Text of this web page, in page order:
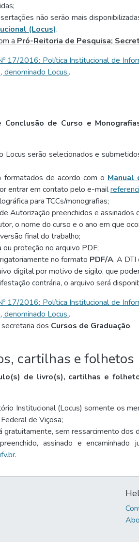
não serão mais
(Locus).
a Pró-Reitoria de Pesquisa;
17/2016: Política Institucional de
Locus..
de Curso e
Locus serão selecionados e
formatados de acordo com o Manual
entrar em contato pelo e-mail
para TCCs/monografias;
Autorização preenchidos e assinados
o nome do curso e o ano em que
final do trabalho;
proteção no arquivo PDF;
no formato PDF/A. A DTI
digital por motivo de sigilo, que
contrária, o arquivo será
17/2016: Política Institucional de
Locus..
dos Cursos de Graduação.
cartilhas e folhetos
de livro(s), cartilhas e
Institucional (Locus) somente os
de Viçosa;
sem ressarcimento dos
assinado e
.